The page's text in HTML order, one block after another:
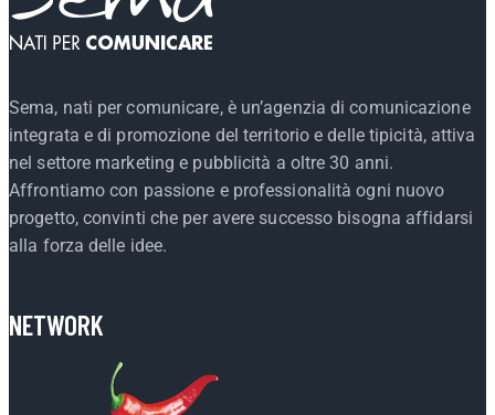
Sema, nati per comunicare, è un’agenzia di comunicazione
integrata e di promozione del territorio e delle tipicità, attiva
nel settore marketing e pubblicità a oltre 30 anni.
Affrontiamo con passione e professionalità ogni nuovo
progetto, convinti che per avere successo bisogna affidarsi
alla forza delle idee.
NETWORK